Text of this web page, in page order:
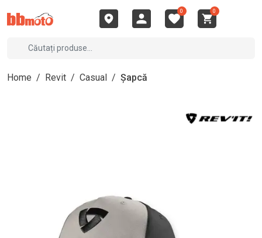
0 0
Home / Revit / Casual / Șapcă